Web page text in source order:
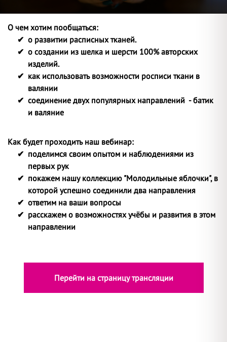
О чем хотим пообщаться:
о развитии расписных тканей.
о создании из шелка и шерсти 100% авторских
изделий.
как использовать возможности росписи ткани в
валянии
соединение двух популярных направлений - батик
и валяние
Как будет проходить наш вебинар:
поделимся своим опытом и наблюдениями из
первых рук
покажем нашу коллекцию "Молодильные яблочки", в
которой успешно соединили два направления
ответим на ваши вопросы
расскажем о возможностях учёбы и развития в этом
направлении
Перейти на страницу трансляции